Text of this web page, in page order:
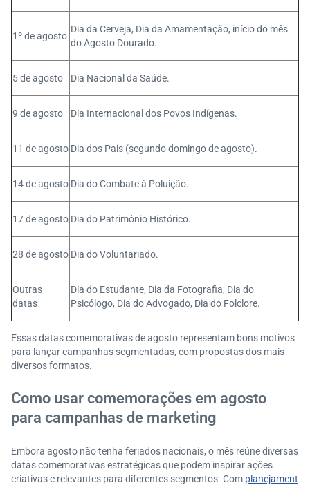
1º de agosto
Dia da Cerveja, Dia da Amamentação, início do mês
do Agosto Dourado.
5 de agosto Dia Nacional da Saúde.
9 de agosto Dia Internacional dos Povos Indígenas.
11 de agosto Dia dos Pais (segundo domingo de agosto).
14 de agosto Dia do Combate à Poluição.
17 de agosto Dia do Patrimônio Histórico.
28 de agosto Dia do Voluntariado.
Outras
datas
Dia do Estudante, Dia da Fotografia, Dia do
Psicólogo, Dia do Advogado, Dia do Folclore.
Essas datas comemorativas de agosto representam bons motivos
para lançar campanhas segmentadas, com propostas dos mais
diversos formatos.
Como usar comemorações em agosto
para campanhas de marketing
Embora agosto não tenha feriados nacionais, o mês reúne diversas
datas comemorativas estratégicas que podem inspirar ações
criativas e relevantes para diferentes segmentos. Com planejament